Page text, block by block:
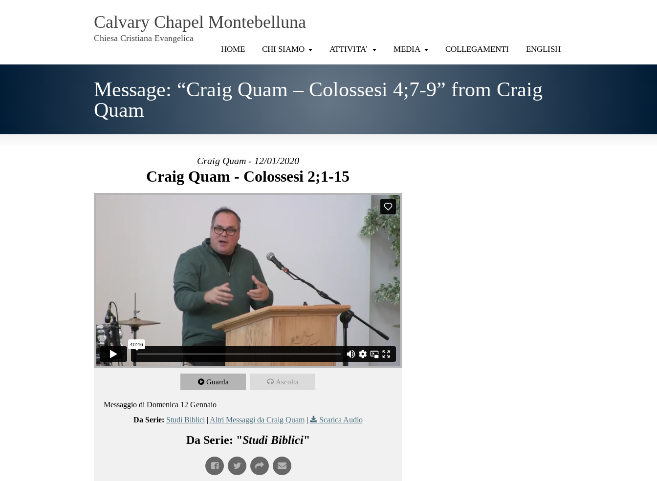
Calvary Chapel Montebelluna
Chiesa Cristiana Evangelica
HOME CHI SIAMO ATTIVITA’ MEDIA COLLEGAMENTI ENGLISH
Message: “Craig Quam – Colossesi 4;7-9” from Craig
Quam
Craig Quam - 12/01/2020
Craig Quam - Colossesi 2;1-15
Guarda Ascolta
Messaggio di Domenica 12 Gennaio
Da Serie: Studi Biblici | Altri Messaggi da Craig Quam| Scarica Audio
Da Serie: "Studi Biblici"